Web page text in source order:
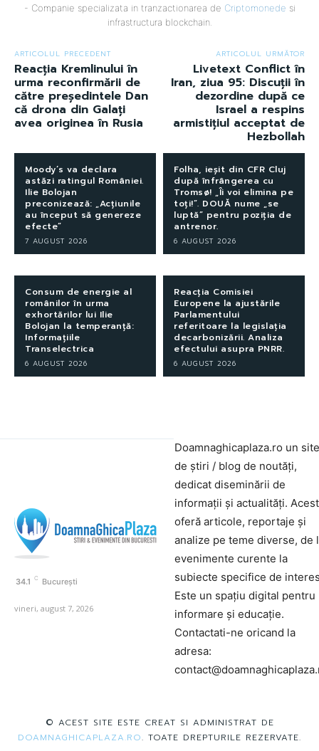
- Companie specializata in tranzactionarea de Criptomonede si
infrastructura blockchain.
ARTICOLUL PRECEDENT
Reacția Kremlinului în
urma reconfirmării de
către președintele Dan
că drona din Galați
avea originea în Rusia
ARTICOLUL URMĂTOR
Livetext Conflict în
Iran, ziua 95: Discuții în
dezordine după ce
Israel a respins
armistițiul acceptat de
Hezbollah
Moody’s va declara
astăzi ratingul României.
Ilie Bolojan
preconizează: „Acțiunile
au început să genereze
efecte”
7 AUGUST 2026
Folha, ieșit din CFR Cluj
după înfrângerea cu
Tromsø! „Îi voi elimina pe
toți!”. DOUĂ nume „se
luptă” pentru poziția de
antrenor.
6 AUGUST 2026
Consum de energie al
românilor în urma
exhortărilor lui Ilie
Bolojan la temperanță:
Informațiile
Transelectrica
6 AUGUST 2026
Reacția Comisiei
Europene la ajustările
Parlamentului
referitoare la legislația
decarbonizării. Analiza
efectului asupra PNRR.
6 AUGUST 2026
34.1 C București
vineri, august 7, 2026
Doamnaghicaplaza.ro un site
de știri / blog de noutăți,
dedicat diseminării de
informații și actualități.
oferă articole, reportaje și
analize pe teme diverse, de
evenimente curente la
subiecte specifice de
Este un spațiu digital pentru
informare și educație.
Contactati-ne oricand la
adresa:
© ACEST SITE ESTE CREAT SI ADMINISTRAT DE
DOAMNAGHICAPLAZA.RO. TOATE DREPTURILE REZERVATE.